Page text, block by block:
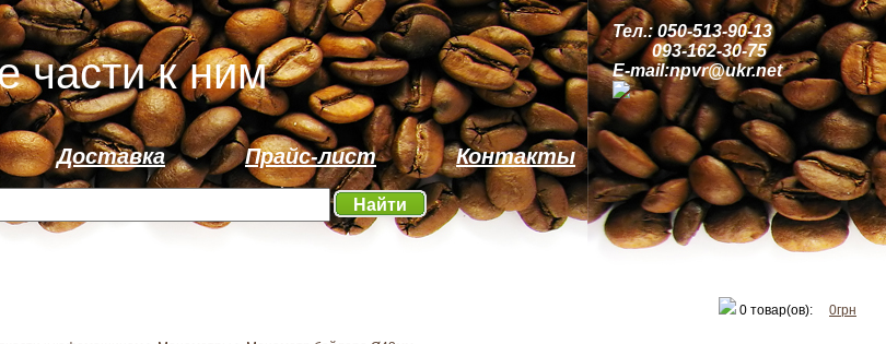
части к ним
Тел.: 050-513-90-13
093-162-30-75
E-mail:npvr@ukr.net
Доставка Прайс-лист Контакты
Найти
0 товар(ов): 0грн